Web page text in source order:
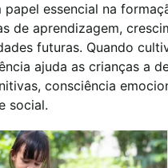
papel essencial na
de aprendizagem,
futuras. Quando
ajuda as crianças a
consciência
social.